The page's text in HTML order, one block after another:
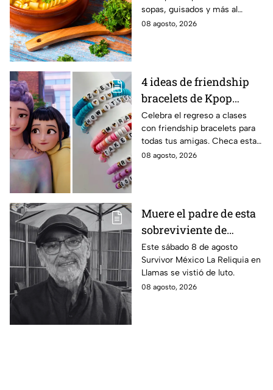
caldillo
sopas, guisados y más al
máximo.
08 agosto, 2026
4 ideas de friendship
bracelets de Kpop
Demon Hunters para
intercambiar con tus
mejores amigas este
regreso a clases
Celebra el regreso a clases
con friendship bracelets para
todas tus amigas. Checa estas
4 ideas inspiradas en Kpop
08 agosto, 2026
Muere el padre de esta
sobreviviente de
Survivor México La
Reliquia en Llamas
Este sábado 8 de agosto
Survivor México La Reliquia en
Llamas se vistió de luto.
08 agosto, 2026